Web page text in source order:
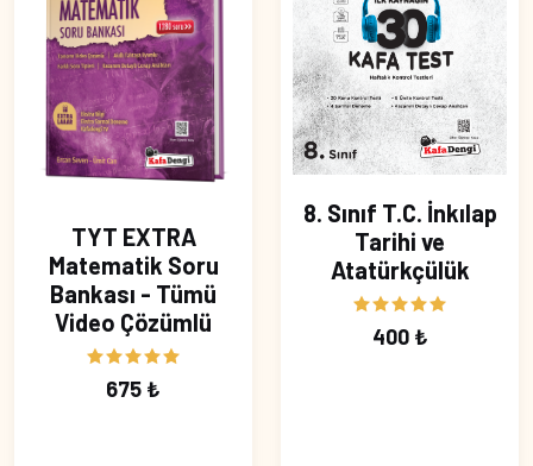
TYT EXTRA
Matematik Soru
Bankası - Tümü
Video Çözümlü
675 ₺
8. Sınıf T.C. İnkılap
Tarihi ve
Atatürkçülük
400 ₺